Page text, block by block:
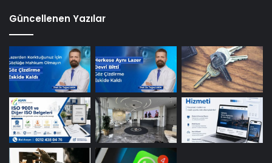
Güncellenen Yazılar